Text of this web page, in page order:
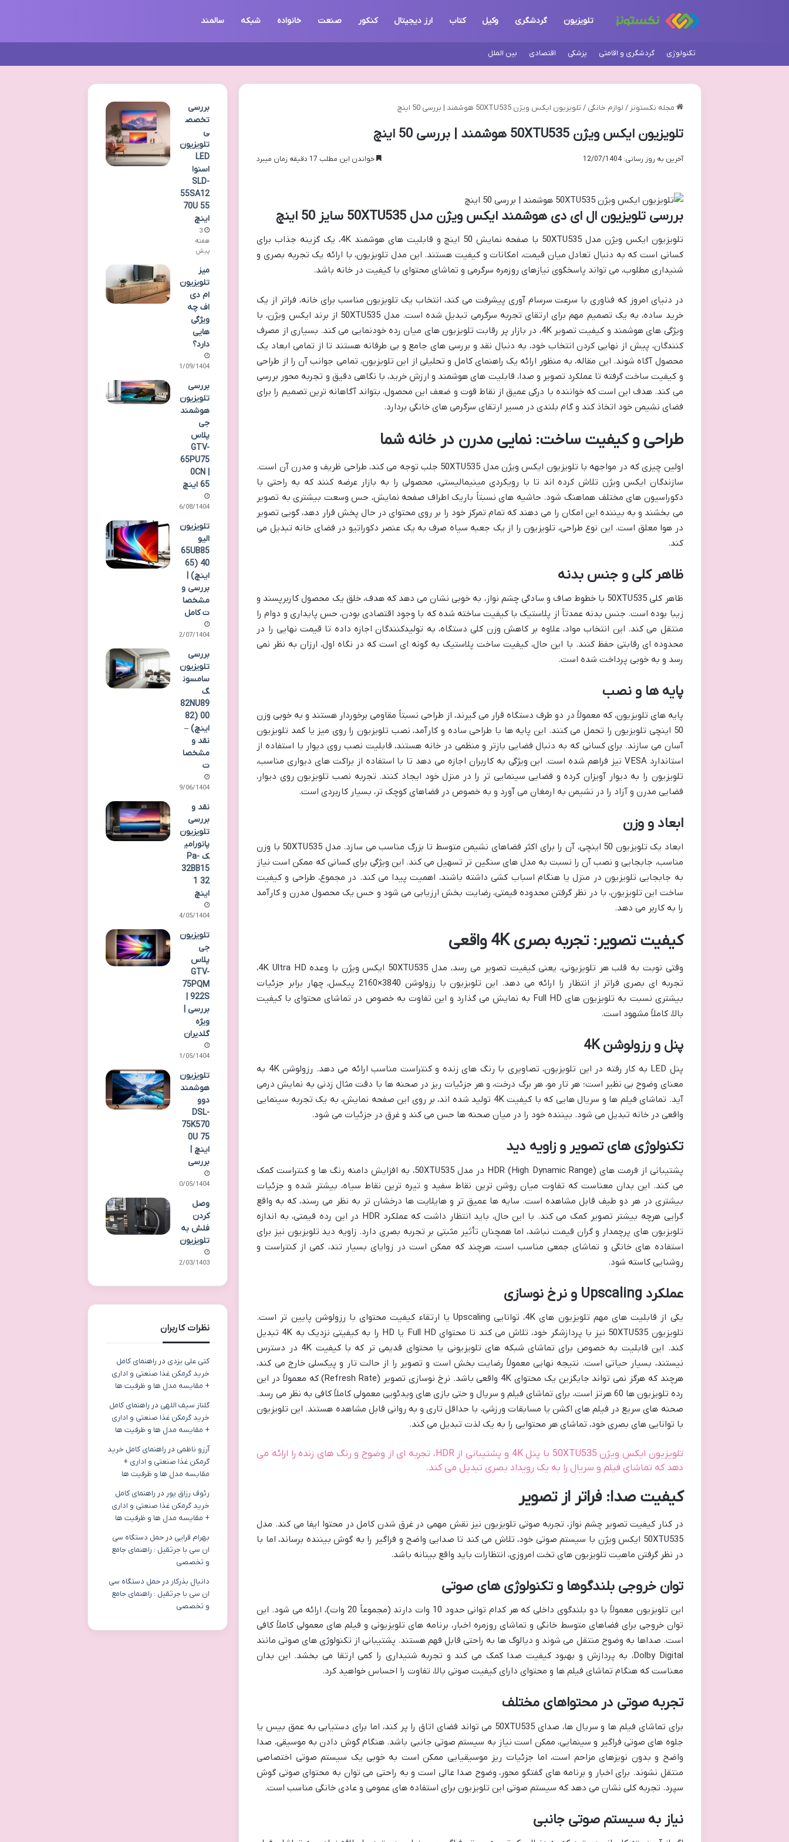
تلویزیون گردشگری وکیل کتاب ارز دیجیتال کنکور صنعت خانواده شبکه سالمند
تکنولوژی گردشگری و اقامتی پزشکی اقتصادی بین الملل
مجله نکستونز / لوازم خانگی / تلویزیون ایکس ویژن 50XTU535 هوشمند | بررسی 50 اینچ
تلویزیون ایکس ویژن 50XTU535 هوشمند | بررسی 50 اینچ
آخرین به روز رسانی: 12/07/1404 خواندن این مطلب 17 دقیقه زمان میبرد
بررسی تلویزیون ال ای دی هوشمند ایکس ویژن مدل 50XTU535 سایز 50 اینچ
تلویزیون ایکس ویژن مدل 50XTU535 با صفحه نمایش 50 اینچ و قابلیت های هوشمند 4K، یک گزینه جذاب برای
کسانی است که به دنبال تعادل میان قیمت، امکانات و کیفیت هستند. این مدل تلویزیون، با ارائه یک تجربه بصری و
شنیداری مطلوب، می تواند پاسخگوی نیازهای روزمره سرگرمی و تماشای محتوای با کیفیت در خانه باشد.
در دنیای امروز که فناوری با سرعت سرسام آوری پیشرفت می کند، انتخاب یک تلویزیون مناسب برای خانه، فراتر از یک
خرید ساده، به یک تصمیم مهم برای ارتقای تجربه سرگرمی تبدیل شده است. مدل 50XTU535 از برند ایکس ویژن، با
ویژگی های هوشمند و کیفیت تصویر 4K، در بازار پر رقابت تلویزیون های میان رده خودنمایی می کند. بسیاری از مصرف
کنندگان، پیش از نهایی کردن انتخاب خود، به دنبال نقد و بررسی های جامع و بی طرفانه هستند تا از تمامی ابعاد یک
محصول آگاه شوند. این مقاله، به منظور ارائه یک راهنمای کامل و تحلیلی از این تلویزیون، تمامی جوانب آن را از طراحی
و کیفیت ساخت گرفته تا عملکرد تصویر و صدا، قابلیت های هوشمند و ارزش خرید، با نگاهی دقیق و تجربه محور بررسی
می کند. هدف این است که خواننده با درکی عمیق از نقاط قوت و ضعف این محصول، بتواند آگاهانه ترین تصمیم را برای
فضای نشیمن خود اتخاذ کند و گام بلندی در مسیر ارتقای سرگرمی های خانگی بردارد.
طراحی و کیفیت ساخت: نمایی مدرن در خانه شما
اولین چیزی که در مواجهه با تلویزیون ایکس ویژن مدل 50XTU535 جلب توجه می کند، طراحی ظریف و مدرن آن است.
سازندگان ایکس ویژن تلاش کرده اند تا با رویکردی مینیمالیستی، محصولی را به بازار عرضه کنند که به راحتی با
دکوراسیون های مختلف هماهنگ شود. حاشیه های نسبتاً باریک اطراف صفحه نمایش، حس وسعت بیشتری به تصویر
می بخشند و به بیننده این امکان را می دهند که تمام تمرکز خود را بر روی محتوای در حال پخش قرار دهد، گویی تصویر
در هوا معلق است. این نوع طراحی، تلویزیون را از یک جعبه سیاه صرف به یک عنصر دکوراتیو در فضای خانه تبدیل می
کند.
ظاهر کلی و جنس بدنه
ظاهر کلی 50XTU535 با خطوط صاف و سادگی چشم نواز، به خوبی نشان می دهد که هدف، خلق یک محصول کاربرپسند و
زیبا بوده است. جنس بدنه عمدتاً از پلاستیک با کیفیت ساخته شده که با وجود اقتصادی بودن، حس پایداری و دوام را
منتقل می کند. این انتخاب مواد، علاوه بر کاهش وزن کلی دستگاه، به تولیدکنندگان اجازه داده تا قیمت نهایی را در
محدوده ای رقابتی حفظ کنند. با این حال، کیفیت ساخت پلاستیک به گونه ای است که در نگاه اول، ارزان به نظر نمی
رسد و به خوبی پرداخت شده است.
پایه ها و نصب
پایه های تلویزیون، که معمولاً در دو طرف دستگاه قرار می گیرند، از طراحی نسبتاً مقاومی برخوردار هستند و به خوبی وزن
50 اینچی تلویزیون را تحمل می کنند. این پایه ها با طراحی ساده و کارآمد، نصب تلویزیون را روی میز یا کمد تلویزیون
آسان می سازند. برای کسانی که به دنبال فضایی بازتر و منظمی در خانه هستند، قابلیت نصب روی دیوار با استفاده از
استاندارد VESA نیز فراهم شده است. این ویژگی به کاربران اجازه می دهد تا با استفاده از براکت های دیواری مناسب،
تلویزیون را به دیوار آویزان کرده و فضایی سینمایی تر را در منزل خود ایجاد کنند. تجربه نصب تلویزیون روی دیوار،
فضایی مدرن و آزاد را در نشیمن به ارمغان می آورد و به خصوص در فضاهای کوچک تر، بسیار کاربردی است.
ابعاد و وزن
ابعاد یک تلویزیون 50 اینچی، آن را برای اکثر فضاهای نشیمن متوسط تا بزرگ مناسب می سازد. مدل 50XTU535 با وزن
مناسب، جابجایی و نصب آن را نسبت به مدل های سنگین تر تسهیل می کند. این ویژگی برای کسانی که ممکن است نیاز
به جابجایی تلویزیون در منزل یا هنگام اسباب کشی داشته باشند، اهمیت پیدا می کند. در مجموع، طراحی و کیفیت
ساخت این تلویزیون، با در نظر گرفتن محدوده قیمتی، رضایت بخش ارزیابی می شود و حس یک محصول مدرن و کارآمد
را به کاربر می دهد.
کیفیت تصویر: تجربه بصری 4K واقعی
وقتی نوبت به قلب هر تلویزیونی، یعنی کیفیت تصویر می رسد، مدل 50XTU535 ایکس ویژن با وعده 4K Ultra HD،
تجربه ای بصری فراتر از انتظار را ارائه می دهد. این تلویزیون با رزولوشن 3840×2160 پیکسل، چهار برابر جزئیات
بیشتری نسبت به تلویزیون های Full HD به نمایش می گذارد و این تفاوت به خصوص در تماشای محتوای با کیفیت
بالا، کاملاً مشهود است.
پنل و رزولوشن 4K
پنل LED به کار رفته در این تلویزیون، تصاویری با رنگ های زنده و کنتراست مناسب ارائه می دهد. رزولوشن 4K به
معنای وضوح بی نظیر است؛ هر تار مو، هر برگ درخت، و هر جزئیات ریز در صحنه ها با دقت مثال زدنی به نمایش درمی
آید. تماشای فیلم ها و سریال هایی که با کیفیت 4K تولید شده اند، بر روی این صفحه نمایش، به یک تجربه سینمایی
واقعی در خانه تبدیل می شود. بیننده خود را در میان صحنه ها حس می کند و غرق در جزئیات می شود.
تکنولوژی های تصویر و زاویه دید
پشتیبانی از فرمت های HDR (High Dynamic Range) در مدل 50XTU535، به افزایش دامنه رنگ ها و کنتراست کمک
می کند. این بدان معناست که تفاوت میان روشن ترین نقاط سفید و تیره ترین نقاط سیاه، بیشتر شده و جزئیات
بیشتری در هر دو طیف قابل مشاهده است. سایه ها عمیق تر و هایلایت ها درخشان تر به نظر می رسند، که به واقع
گرایی هرچه بیشتر تصویر کمک می کند. با این حال، باید انتظار داشت که عملکرد HDR در این رده قیمتی، به اندازه
تلویزیون های پرچمدار و گران قیمت نباشد، اما همچنان تأثیر مثبتی بر تجربه بصری دارد. زاویه دید تلویزیون نیز برای
استفاده های خانگی و تماشای جمعی مناسب است، هرچند که ممکن است در زوایای بسیار تند، کمی از کنتراست و
روشنایی کاسته شود.
عملکرد Upscaling و نرخ نوسازی
یکی از قابلیت های مهم تلویزیون های 4K، توانایی Upscaling یا ارتقاء کیفیت محتوای با رزولوشن پایین تر است.
تلویزیون 50XTU535 نیز با پردازشگر خود، تلاش می کند تا محتوای Full HD یا HD را به کیفیتی نزدیک به 4K تبدیل
کند. این قابلیت به خصوص برای تماشای شبکه های تلویزیونی یا محتوای قدیمی تر که با کیفیت 4K در دسترس
نیستند، بسیار حیاتی است. نتیجه نهایی معمولاً رضایت بخش است و تصویر را از حالت تار و پیکسلی خارج می کند،
هرچند که هرگز نمی تواند جایگزین یک محتوای 4K واقعی باشد. نرخ نوسازی تصویر (Refresh Rate) که معمولاً در این
رده تلویزیون ها 60 هرتز است، برای تماشای فیلم و سریال و حتی بازی های ویدئویی معمولی کاملاً کافی به نظر می رسد.
صحنه های سریع در فیلم های اکشن یا مسابقات ورزشی، با حداقل تاری و به روانی قابل مشاهده هستند. این تلویزیون
با توانایی های بصری خود، تماشای هر محتوایی را به یک لذت تبدیل می کند.
تلویزیون ایکس ویژن 50XTU535 با پنل 4K و پشتیبانی از HDR، تجربه ای از وضوح و رنگ های زنده را ارائه می
دهد که تماشای فیلم و سریال را به یک رویداد بصری تبدیل می کند.
کیفیت صدا: فراتر از تصویر
در کنار کیفیت تصویر چشم نواز، تجربه صوتی تلویزیون نیز نقش مهمی در غرق شدن کامل در محتوا ایفا می کند. مدل
50XTU535 ایکس ویژن با سیستم صوتی خود، تلاش می کند تا صدایی واضح و فراگیر را به گوش بیننده برساند، اما با
در نظر گرفتن ماهیت تلویزیون های تخت امروزی، انتظارات باید واقع بینانه باشد.
توان خروجی بلندگوها و تکنولوژی های صوتی
این تلویزیون معمولاً با دو بلندگوی داخلی که هر کدام توانی حدود 10 وات دارند (مجموعاً 20 وات)، ارائه می شود. این
توان خروجی برای فضاهای متوسط خانگی و تماشای روزمره اخبار، برنامه های تلویزیونی و فیلم های معمولی کاملاً کافی
است. صداها به وضوح منتقل می شوند و دیالوگ ها به راحتی قابل فهم هستند. پشتیبانی از تکنولوژی های صوتی مانند
Dolby Digital، به پردازش و بهبود کیفیت صدا کمک می کند و تجربه شنیداری را کمی ارتقا می بخشد. این بدان
معناست که هنگام تماشای فیلم ها و محتوای دارای کیفیت صوتی بالا، تفاوت را احساس خواهید کرد.
تجربه صوتی در محتواهای مختلف
برای تماشای فیلم ها و سریال ها، صدای 50XTU535 می تواند فضای اتاق را پر کند، اما برای دستیابی به عمق بیس یا
جلوه های صوتی فراگیر و سینمایی، ممکن است نیاز به سیستم صوتی جانبی باشد. هنگام گوش دادن به موسیقی، صدا
واضح و بدون نویزهای مزاحم است، اما جزئیات ریز موسیقیایی ممکن است به خوبی یک سیستم صوتی اختصاصی
منتقل نشوند. برای اخبار و برنامه های گفتگو محور، وضوح صدا عالی است و به راحتی می توان به محتوای صوتی گوش
سپرد. تجربه کلی نشان می دهد که سیستم صوتی این تلویزیون برای استفاده های عمومی و عادی خانگی مناسب است.
نیاز به سیستم صوتی جانبی
بررسی
تخصص
ی
تلویزیون
LED
اسنوا
SLD-
55SA12
70U 55
اینچ
3
هفته
پیش
میز
تلویزیون
ام دی
اف چه
ویژگی
هایی
دارد؟
01/09/1404
بررسی
تلویزیون
هوشمند
جی
پلاس
GTV-
65PU75
0CN |
65 اینچ
16/08/1404
تلویزیون
الیو
65UB85
40 (65
اینچ) |
بررسی و
مشخصا
ت کامل
22/07/1404
بررسی
تلویزیون
سامسون
گ
82NU89
00 (82
اینچ) –
نقد و
مشخصا
ت
09/06/1404
نقد و
بررسی
تلویزیون
پانورامی
ک Pa-
32BB15
1 32
اینچ
14/05/1404
تلویزیون
جی
پلاس
GTV-
75PQM
922S |
بررسی |
ویژه
گلدیران
11/05/1404
تلویزیون
هوشمند
دوو
DSL-
75K570
0U 75
اینچ |
بررسی
10/05/1404
وصل
کردن
فلش به
تلویزیون
22/03/1403
نظرات کاربران
کتی علی یزدی در راهنمای کامل
خرید گرمکن غذا صنعتی و اداری
+ مقایسه مدل ها و ظرفیت ها
گلناز سیف اللهی در راهنمای کامل
خرید گرمکن غذا صنعتی و اداری
+ مقایسه مدل ها و ظرفیت ها
آرزو ناظمی در راهنمای کامل خرید
گرمکن غذا صنعتی و اداری +
مقایسه مدل ها و ظرفیت ها
رئوف رزاق پور در راهنمای کامل
خرید گرمکن غذا صنعتی و اداری
+ مقایسه مدل ها و ظرفیت ها
بهرام قرایی در حمل دستگاه سی
ان سی با جرثقیل : راهنمای جامع
و تخصصی
دانیال بذرکار در حمل دستگاه سی
ان سی با جرثقیل : راهنمای جامع
و تخصصی